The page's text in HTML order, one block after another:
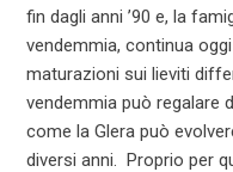
fin dagli anni ’90 e, la
vendemmia, continua
maturazioni sui lieviti
vendemmia può regalare
come la Glera può
diversi anni. Proprio per